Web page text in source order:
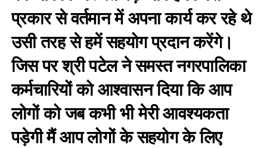
प्रकार से वर्तमान में अपना कार्य कर रहे थे
उसी तरह से हमें सहयोग प्रदान करेंगे।
जिस पर श्री पटेल ने समस्त नगरपालिका
कर्मचारियों को आश्वासन दिया कि आप
लोगों को जब कभी भी मेरी आवश्यकता
पड़ेगी मैं आप लोगों के सहयोग के लिए